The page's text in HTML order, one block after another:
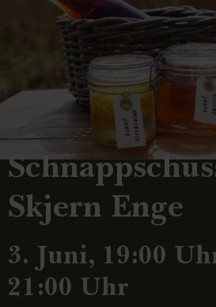
Skjern Enge
3. Juni, 19:00
21:00 Uhr